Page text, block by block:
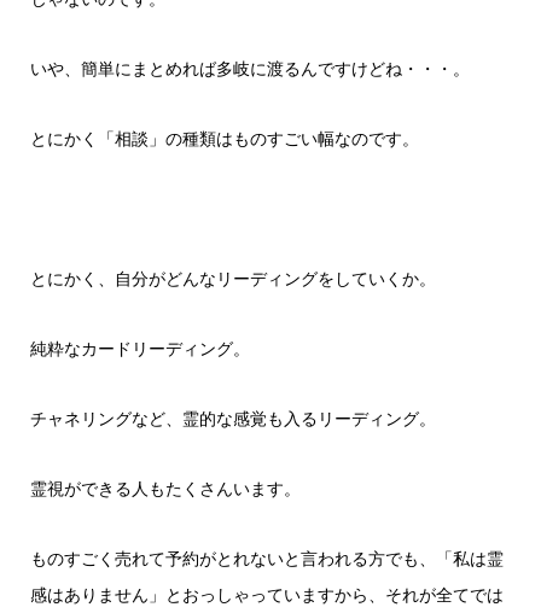
いや、簡単にまとめれば多岐に渡るんですけどね・・・。
とにかく「相談」の種類はものすごい幅なのです。
とにかく、自分がどんなリーディングをしていくか。
純粋なカードリーディング。
チャネリングなど、霊的な感覚も入るリーディング。
霊視ができる人もたくさんいます。
ものすごく売れて予約がとれないと言われる方でも、「私は霊
感はありません」とおっしゃっていますから、それが全てでは